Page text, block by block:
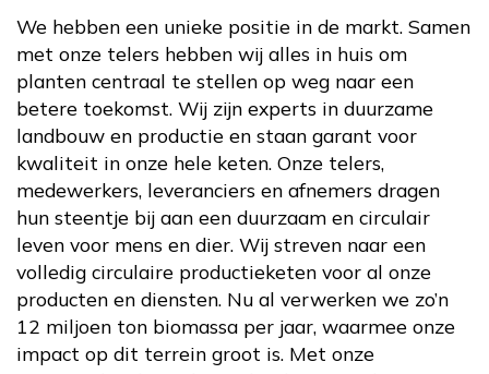
We hebben een unieke positie in de markt. Samen
met onze telers hebben wij alles in huis om
planten centraal te stellen op weg naar een
betere toekomst. Wij zijn experts in duurzame
landbouw en productie en staan garant voor
kwaliteit in onze hele keten. Onze telers,
medewerkers, leveranciers en afnemers dragen
hun steentje bij aan een duurzaam en circulair
leven voor mens en dier. Wij streven naar een
volledig circulaire productieketen voor al onze
producten en diensten. Nu al verwerken we zo’n
12 miljoen ton biomassa per jaar, waarmee onze
impact op dit terrein groot is. Met onze